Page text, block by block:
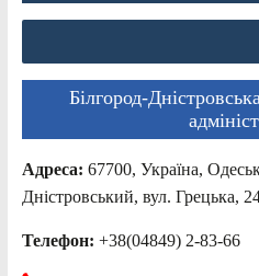
Білгород-
Адреса: 67700, Україна,
Дністровський, вул. Грецька,
Телефон: +38(04849) 2-83-66